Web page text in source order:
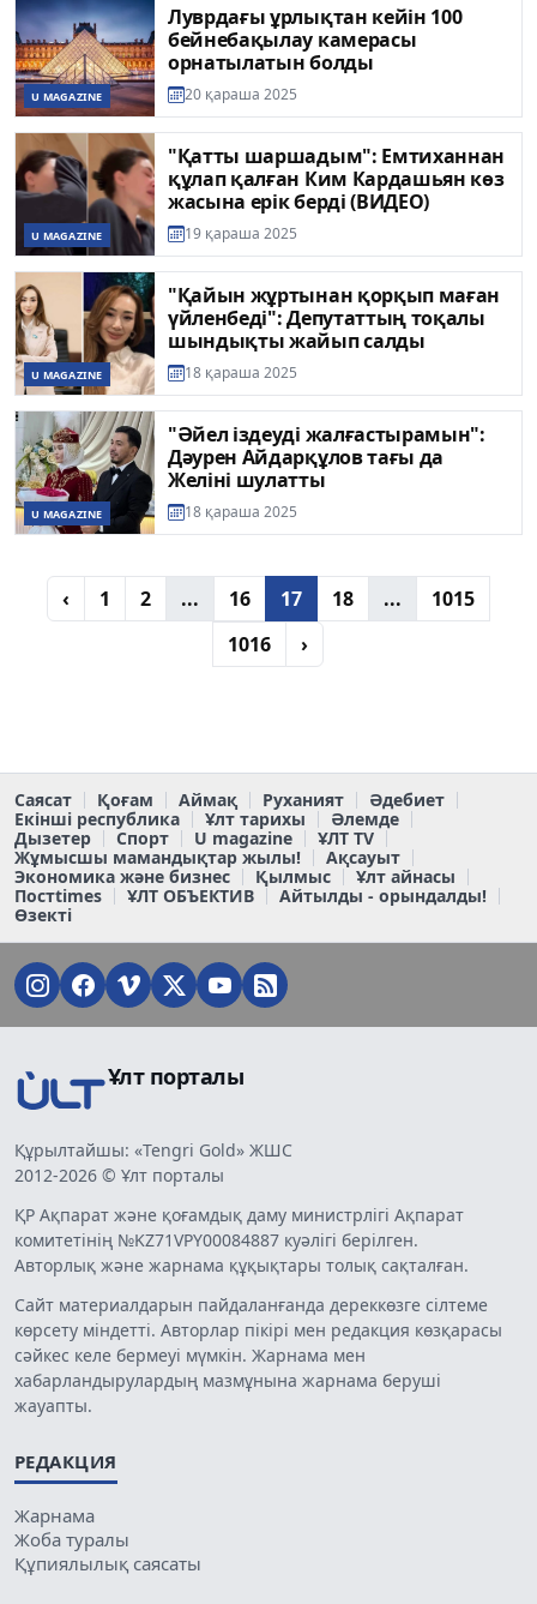
U MAGAZINE
Луврдағы ұрлықтан кейін 100
бейнебақылау камерасы
орнатылатын болды
20 қараша 2025
U MAGAZINE
"Қатты шаршадым": Емтиханнан
құлап қалған Ким Кардашьян көз
жасына ерік берді (ВИДЕО)
19 қараша 2025
U MAGAZINE
"Қайын жұртынан қорқып маған
үйленбеді": Депутаттың тоқалы
шындықты жайып салды
18 қараша 2025
U MAGAZINE
"Әйел іздеуді жалғастырамын":
Дәурен Айдарқұлов тағы да
Желіні шулатты
18 қараша 2025
‹ 1 2 ... 16 17 18 ...
1015
1016
›
Саясат Қоғам Аймақ Руханият
Әдебиет
Екінші республика
Ұлт тарихы
Әлемде
Дызетер
Спорт U magazine
ҰЛТ TV
Жұмысшы мамандықтар жылы!
Ақсауыт
Экономика және бизнес
Қылмыс
Ұлт айнасы
Постtimes
ҰЛТ ОБЪЕКТИВ
Айтылды - орындалды!
Өзекті
Ұлт порталы
Құрылтайшы: «Tengri Gold» ЖШС
2012-2026 © Ұлт порталы
ҚР Ақпарат және қоғамдық даму министрлігі Ақпарат
комитетінің №KZ71VPY00084887 куәлігі берілген.
Авторлық және жарнама құқықтары толық сақталған.
Сайт материалдарын пайдаланғанда дереккөзге сілтеме
көрсету міндетті. Авторлар пікірі мен редакция көзқарасы
сәйкес келе бермеуі мүмкін. Жарнама мен
хабарландырулардың мазмұнына жарнама беруші
жауапты.
РЕДАКЦИЯ
Жарнама
Жоба туралы
Құпиялылық саясаты